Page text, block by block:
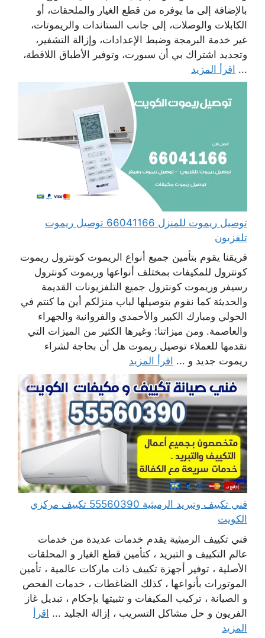
بالإضافة إلى ما يوفره من قطع الغيار والملحقات، أو
الكابلات والوصلات، إلى جانب الستاندات والريموتات،
غير خدمة البرمجة وضبط الإعدادات، وإزالة التشفير،
وتجديد اشتراك بي أن سبورت، وتوفير الأطباق اللاقطة،
... اقرأ المزيد
توصيل ريموت للمنزل 66041166 توصيل ريموت
تلفزيون
فريقنا يقوم بتأمين جميع أنواع الريموت كونترول ريموت
كونترول للمكيفات بمختلف أنواعها وريموت كونترول
رسيفر وريموت كونترول جميع التلفزيونات القديمة
والحديثة كما نقوم بتوصيلها لباب منزلكم أين ما كنتم في
الحولي ومبارك الكبير والأحمدي والفروانية والجهراء
والعاصمة. ومن ميزاتنا: وغيرها الكثير من الميزات التي
نقدمها للعملاء توصيل ريموت هل أن بحاجة لشراء
ريموت جديد و ... اقرأ المزيد
فني تكييف وتبريد الرميثية 55560390 تكييف مركزي
الكويت
فني تكييف الرميثية يقدم خدمات عديدة من خدمات
عالم التكييف و التبريد ، كتأمين قطع الغيار و المحلقات
الأصلية ، توفير أجهزة تكييف ذات ماركات عالمية ، تأمين
الموتورات بأنواعها ، كذلك الضاغطات ، خدمات الفحص
و الصيانة ، تركيب المكيفات و تثبيتها بإحكام ، تبديل غاز
الفريون و حل مشاكل التسريب ، إزالة الجليد ... اقرأ
المزيد